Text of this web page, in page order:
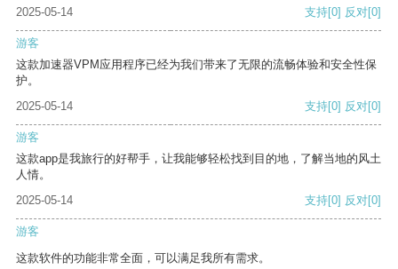
2025-05-14
支持[0] 反对[0]
游客
这款加速器VPM应用程序已经为我们带来了无限的流畅体验和安全性保
护。
2025-05-14
支持[0] 反对[0]
游客
这款app是我旅行的好帮手，让我能够轻松找到目的地，了解当地的风土
人情。
2025-05-14
支持[0] 反对[0]
游客
这款软件的功能非常全面，可以满足我所有需求。